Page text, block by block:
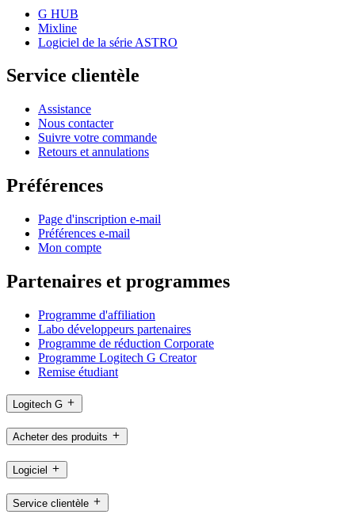
G HUB
Mixline
Logiciel de la série ASTRO
Service clientèle
Assistance
Nous contacter
Suivre votre commande
Retours et annulations
Préférences
Page d'inscription e-mail
Préférences e-mail
Mon compte
Partenaires et programmes
Programme d'affiliation
Labo développeurs partenaires
Programme de réduction Corporate
Programme Logitech G Creator
Remise étudiant
Logitech G
Acheter des produits
Logiciel
Service clientèle